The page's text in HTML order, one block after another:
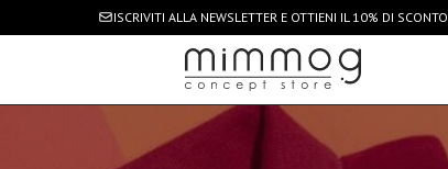
ISCRIVITI ALLA NEWSLETTER E OTTIENI IL 10% DI SCONTO